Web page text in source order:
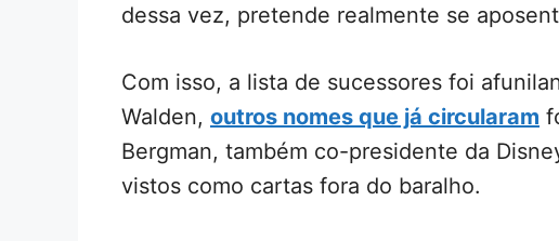
dessa vez, pretende realmente se
Com isso, a lista de sucessores foi
Walden, outros nomes que já circularam
Bergman, também co-presidente da
vistos como cartas fora do baralho.